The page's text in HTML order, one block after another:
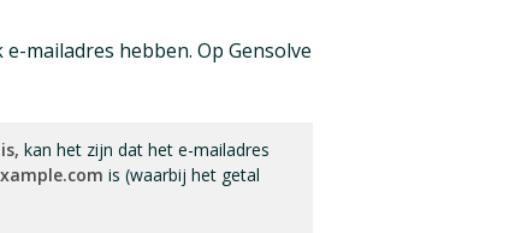
mailadres hebben. Op Gensolve
kan het zijn dat het e-mailadres
is (waarbij het getal